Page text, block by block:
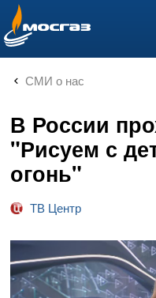
info@mos-gaz.ru
СМИ о нас
В России
"Рисуем с
огонь"
ТВ Центр